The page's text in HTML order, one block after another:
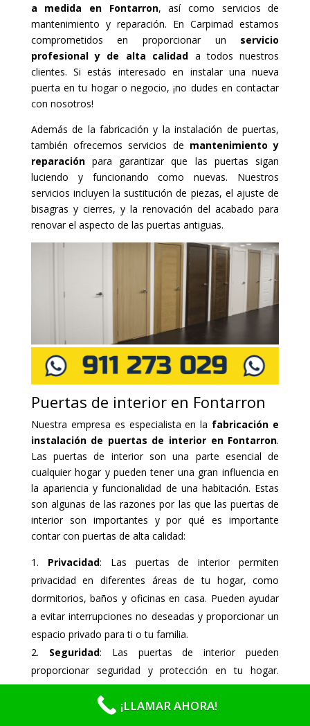
a medida en Fontarron, así como servicios de
mantenimiento y reparación. En Carpimad estamos
comprometidos en proporcionar un servicio
profesional y de alta calidad a todos nuestros
clientes. Si estás interesado en instalar una nueva
puerta en tu hogar o negocio, ¡no dudes en contactar
con nosotros!
Además de la fabricación y la instalación de puertas,
también ofrecemos servicios de mantenimiento y
reparaciónpara garantizar que las puertas sigan
luciendo y funcionando como nuevas. Nuestros
servicios incluyen la sustitución de piezas, el ajuste de
bisagras y cierres, y la renovación del acabado para
renovar el aspecto de las puertas antiguas.
Puertas de interior en Fontarron
Nuestra empresa es especialista en la fabricación e
instalación de puertas de interior en Fontarron.
Las puertas de interior son una parte esencial de
cualquier hogar y pueden tener una gran influencia en
la apariencia y funcionalidad de una habitación. Estas
son algunas de las razones por las que las puertas de
interior son importantes y por qué es importante
contar con puertas de alta calidad:
Privacidad: Las puertas de interior permiten
privacidad en diferentes áreas de tu hogar, como
dormitorios, baños y oficinas en casa. Pueden ayudar
a evitar interrupciones no deseadas y proporcionar un
espacio privado para ti o tu familia.
Seguridad: Las puertas de interior pueden
proporcionar seguridad y protección en tu hogar.
Pueden ayudar a mantener a salvo a los niños y a las
mascotas, así como prevenir la entrada de ladrones o
¡LLAMAR AHORA!